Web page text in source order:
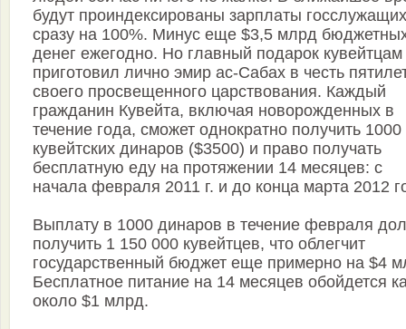
будут проиндексированы зарплаты
сразу на 100%. Минус еще $3,5 млрд
денег ежегодно. Но главный подарок кувейтцам
приготовил лично эмир ас-Сабах в честь
своего просвещенного царствования. Каждый
гражданин Кувейта, включая новорожденных в
течение года, сможет однократно получить 1000
кувейтских динаров ($3500) и право получать
бесплатную еду на протяжении 14 месяцев: с
начала февраля 2011 г. и до конца марта 2012
Выплату в 1000 динаров в течение февраля
получить 1 150 000 кувейтцев, что облегчит
государственный бюджет еще примерно на $4
Бесплатное питание на 14 месяцев обойдется
около $1 млрд.